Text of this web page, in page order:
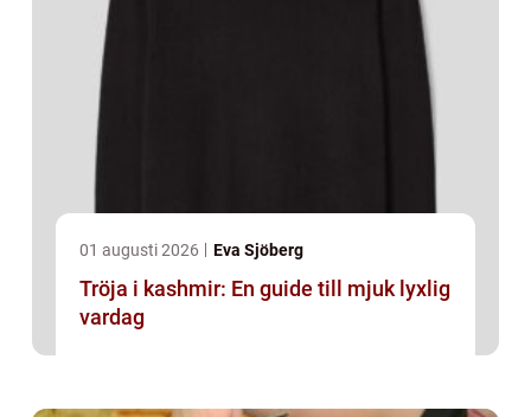
01 augusti 2026 Eva Sjöberg
Tröja i kashmir: En guide till mjuk lyxlig
vardag